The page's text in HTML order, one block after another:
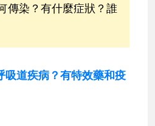
傳染？有什麼症狀？誰
道疾病？有特效藥和疫